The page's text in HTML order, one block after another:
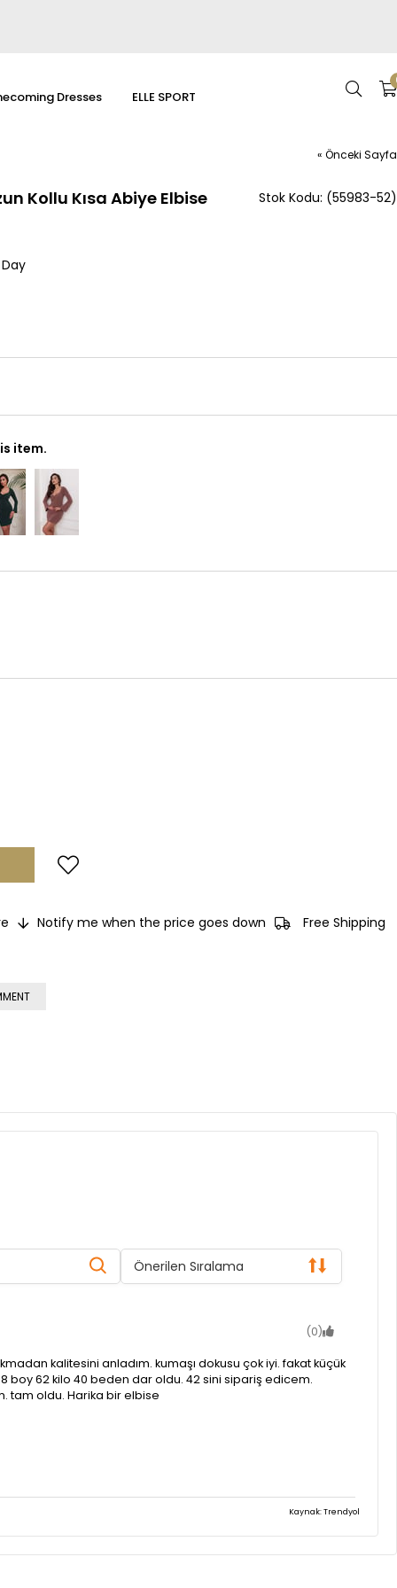
Dresses ELLE SPORT
« Önceki Sayfa
Kollu Kısa Abiye Elbise (55983-52)
item.
Notify me when the price goes down Free Shipping
Önerilen Sıralama
(0)
kalitesini anladım. kumaşı dokusu çok iyi. fakat küçük
boy 62 kilo 40 beden dar oldu. 42 sini sipariş edicem.
tam oldu. Harika bir elbise
Kaynak: Trendyol